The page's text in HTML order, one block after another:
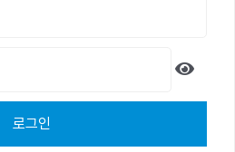
로그인